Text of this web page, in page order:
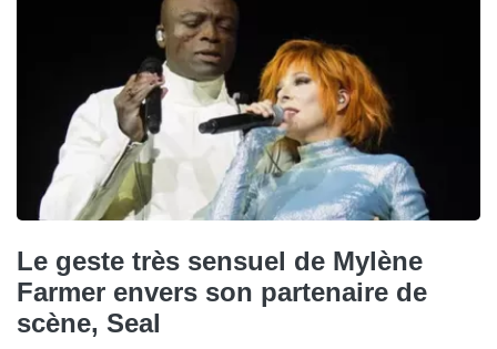
Le geste très sensuel de Mylène
Farmer envers son partenaire de
scène, Seal